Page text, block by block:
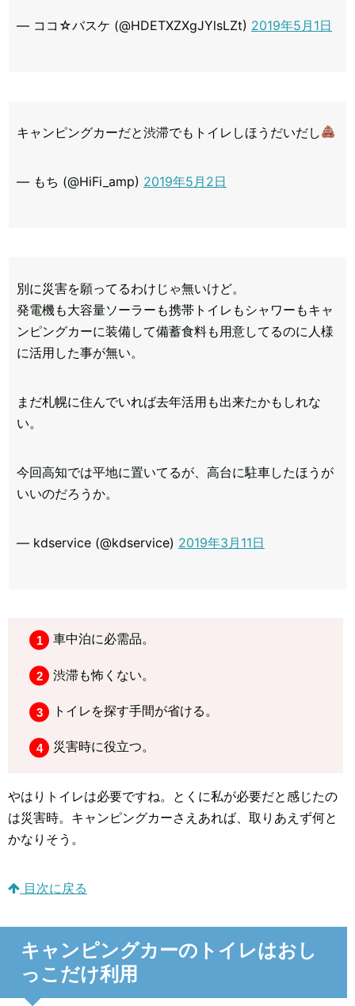
— ココ☆バスケ (@HDETXZXgJYlsLZt) 2019年5月1日
キャンピングカーだと渋滞でもトイレしほうだいだし
— もち (@HiFi_amp) 2019年5月2日
別に災害を願ってるわけじゃ無いけど。
発電機も大容量ソーラーも携帯トイレもシャワーもキャ
ンピングカーに装備して備蓄食料も用意してるのに人様
に活用した事が無い。
まだ札幌に住んでいれば去年活用も出来たかもしれな
い。
今回高知では平地に置いてるが、高台に駐車したほうが
いいのだろうか。
— kdservice (@kdservice) 2019年3月11日
車中泊に必需品。
渋滞も怖くない。
トイレを探す手間が省ける。
災害時に役立つ。
やはりトイレは必要ですね。とくに私が必要だと感じたの
は災害時。キャンピングカーさえあれば、取りあえず何と
かなりそう。
目次に戻る
キャンピングカーのトイレはおし
っこだけ利用